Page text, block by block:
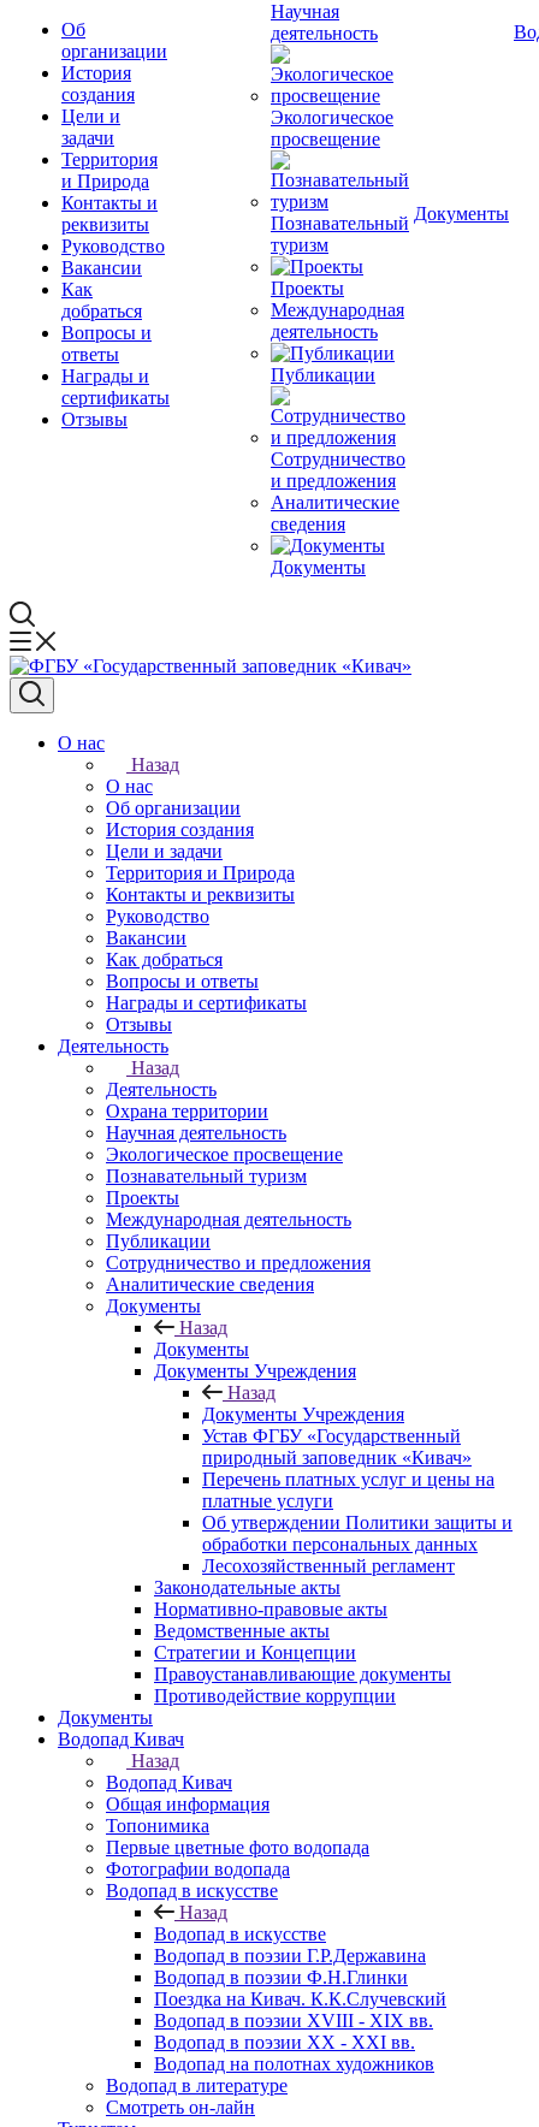
Об
организации
История
создания
Цели и
задачи
Территория
и Природа
Контакты и
реквизиты
Руководство
Вакансии
Как
добраться
Вопросы и
ответы
Награды и
сертификаты
Отзывы
Научная
деятельность
Экологическое
просвещение
Познавательный
туризм
Проекты
Международная
деятельность
Публикации
Сотрудничество
и предложения
Аналитические
сведения
Документы
Документы
О нас
Назад
О нас
Об организации
История создания
Цели и задачи
Территория и Природа
Контакты и реквизиты
Руководство
Вакансии
Как добраться
Вопросы и ответы
Награды и сертификаты
Отзывы
Деятельность
Назад
Деятельность
Охрана территории
Научная деятельность
Экологическое просвещение
Познавательный туризм
Проекты
Международная деятельность
Публикации
Сотрудничество и предложения
Аналитические сведения
Документы
Назад
Документы
Документы Учреждения
Назад
Документы Учреждения
Устав ФГБУ «Государственный
природный заповедник «Кивач»
Перечень платных услуг и цены на
платные услуги
Об утверждении Политики защиты и
обработки персональных данных
Лесохозяйственный регламент
Законодательные акты
Нормативно-правовые акты
Ведомственные акты
Стратегии и Концепции
Правоустанавливающие документы
Противодействие коррупции
Документы
Водопад Кивач
Назад
Водопад Кивач
Общая информация
Топонимика
Первые цветные фото водопада
Фотографии водопада
Водопад в искусстве
Назад
Водопад в искусстве
Водопад в поэзии Г.Р.Державина
Водопад в поэзии Ф.Н.Глинки
Поездка на Кивач. К.К.Случевский
Водопад в поэзии XVIII - XIX вв.
Водопад в поэзии XX - XXI вв.
Водопад на полотнах художников
Водопад в литературе
Смотреть он-лайн